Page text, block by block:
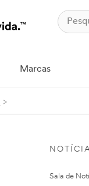
Marcas
Sala de